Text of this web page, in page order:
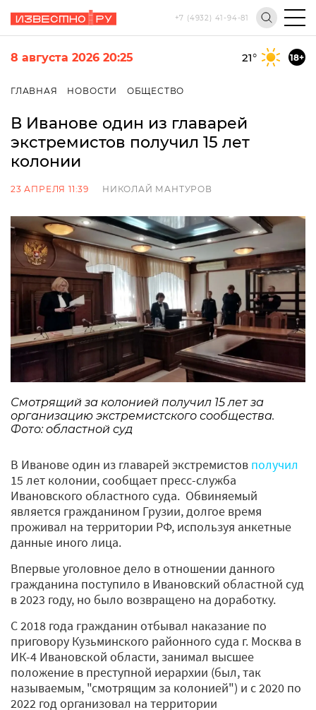
+7 (4932) 41-94-81
8 августа 2026 20:25 21° 18+
ГЛАВНАЯ НОВОСТИ ОБЩЕСТВО
В Иванове один из главарей
экстремистов получил 15 лет
колонии
23 АПРЕЛЯ 11:39 НИКОЛАЙ МАНТУРОВ
Смотрящий за колонией получил 15 лет за
организацию экстремистского сообщества.
Фото: областной суд
В Иванове один из главарей экстремистов получил
15 лет колонии, сообщает пресс-служба
Ивановского областного суда. Обвиняемый
является гражданином Грузии, долгое время
проживал на территории РФ, используя анкетные
данные иного лица.
Впервые уголовное дело в отношении данного
гражданина поступило в Ивановский областной суд
в 2023 году, но было возвращено на доработку.
С 2018 года гражданин отбывал наказание по
приговору Кузьминского районного суда г. Москва в
ИК-4 Ивановской области, занимал высшее
положение в преступной иерархии (был, так
называемым, "смотрящим за колонией") и с 2020 по
2022 год организовал на территории